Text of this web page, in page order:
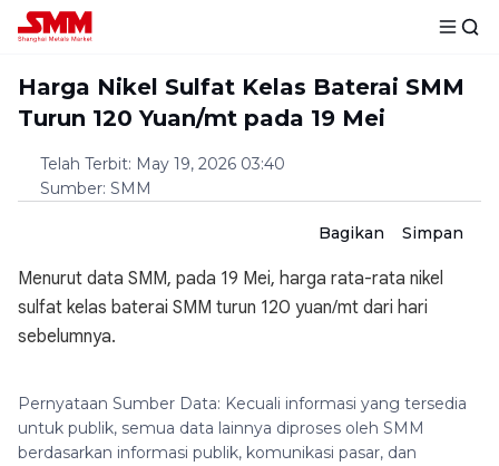
Harga Nikel Sulfat Kelas Baterai SMM
Turun 120 Yuan/mt pada 19 Mei
Telah Terbit: May 19, 2026 03:40
Sumber: SMM
Bagikan Simpan
Menurut data SMM, pada 19 Mei, harga rata-rata nikel
sulfat kelas baterai SMM turun 120 yuan/mt dari hari
sebelumnya.
Pernyataan Sumber Data: Kecuali informasi yang tersedia
untuk publik, semua data lainnya diproses oleh SMM
berdasarkan informasi publik, komunikasi pasar, dan